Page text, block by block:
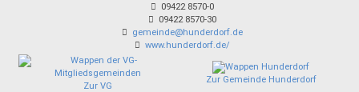
09422 8570-0
09422 8570-30
gemeinde@hunderdorf.de
www.hunderdorf.de/
Zur VG
Zur Gemeinde Hunderdorf